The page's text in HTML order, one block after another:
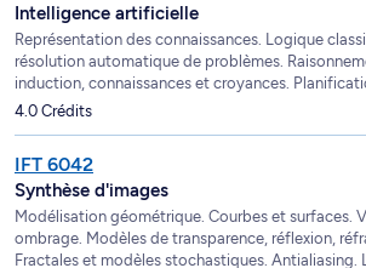
Intelligence artificielle
Représentation des connaissances. Logique
résolution automatique de problèmes.
induction, connaissances et croyances.
4.0 Crédits
IFT 6042
Synthèse d'images
Modélisation géométrique. Courbes et surfaces.
ombrage. Modèles de transparence, réflexion,
Fractales et modèles stochastiques. Antialiasing.